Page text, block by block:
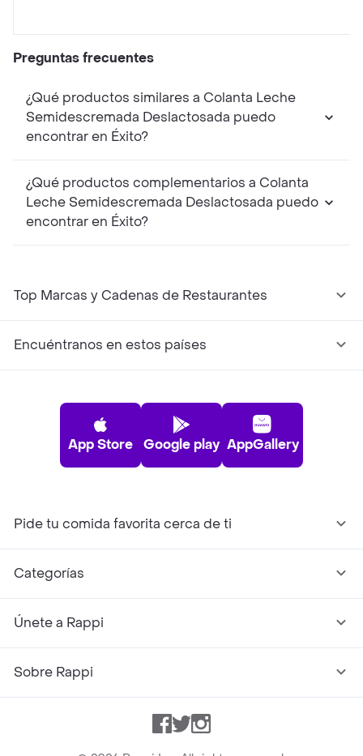
Preguntas frecuentes
¿Qué productos similares a Colanta Leche
Semidescremada Deslactosada puedo
encontrar en Éxito?
¿Qué productos complementarios a Colanta
Leche Semidescremada Deslactosada puedo
encontrar en Éxito?
Top Marcas y Cadenas de Restaurantes
Encuéntranos en estos países
App Store Google play AppGallery
Pide tu comida favorita cerca de ti
Categorías
Únete a Rappi
Sobre Rappi
Facebook
TwitterInstagram